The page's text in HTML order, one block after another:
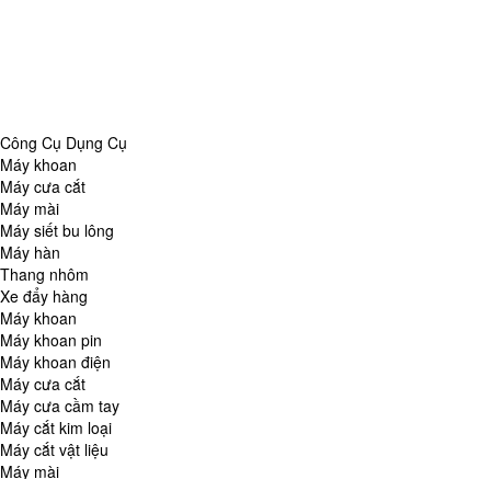
Công Cụ Dụng Cụ
Máy khoan
Máy cưa cắt
Máy mài
Máy siết bu lông
Máy hàn
Thang nhôm
Xe đẩy hàng
Máy khoan
Máy khoan pin
Máy khoan điện
Máy cưa cắt
Máy cưa cầm tay
Máy cắt kim loại
Máy cắt vật liệu
Máy mài